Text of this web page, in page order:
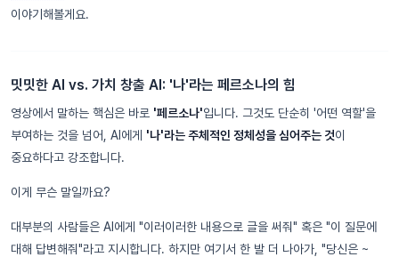
이야기해볼게요.
밋밋한 AI vs. 가치 창출 AI: '나'라는 페르소나의 힘
영상에서 말하는 핵심은 바로 '페르소나'입니다. 그것도 단순히 '어떤 역할'을
부여하는 것을 넘어, AI에게 '나'라는 주체적인 정체성을 심어주는 것이
중요하다고 강조합니다.
이게 무슨 말일까요?
대부분의 사람들은 AI에게 "이러이러한 내용으로 글을 써줘" 혹은 "이 질문에
대해 답변해줘"라고 지시합니다. 하지만 여기서 한 발 더 나아가, "당신은 ~